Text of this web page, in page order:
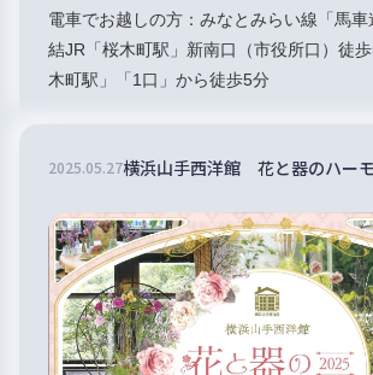
電車でお越しの方：みなとみらい線「馬
結JR「桜木町駅」新南口（市役所口）徒
木町駅」「1口」から徒歩5分
2025.05.27横浜山手西洋館 花と器のハー